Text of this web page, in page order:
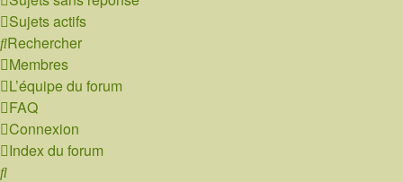
Sujets actifs
Rechercher
Membres
L’équipe du forum
FAQ
Connexion
Index du forum
Rechercher